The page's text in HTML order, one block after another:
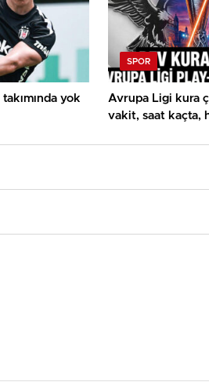
yok
SPOR
Avrupa Ligi kura
vakit, saat kaçta,